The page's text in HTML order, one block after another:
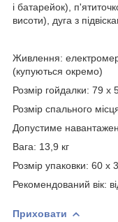
і батарейок),
висоти), дуга з
Живлення:
(купуються окремо)
Розмір гойдалки: 79 х
Розмір спального
Допустиме
Вага: 13,9 кг
Розмір упаковки: 60 х
Рекомендований вік:
Приховати